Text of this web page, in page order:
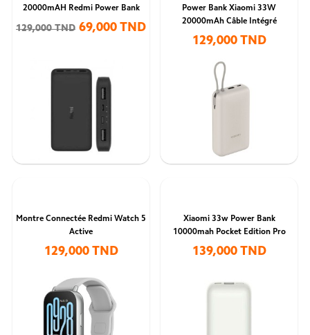
20000mAH Redmi Power Bank
129,000 TND 69,000 TND
Power Bank Xiaomi 33W
20000mAh Câble Intégré
129,000 TND
Montre Connectée Redmi Watch 5
Active
129,000 TND
Xiaomi 33w Power Bank
10000mah Pocket Edition Pro
139,000 TND